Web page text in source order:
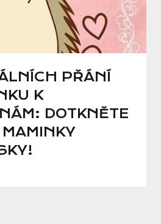
PŘÁNÍ
K
DOTKNĚTE